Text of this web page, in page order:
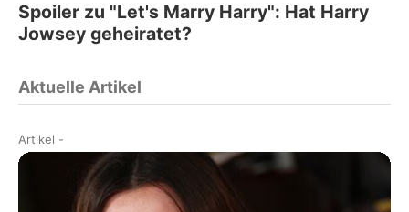
Spoiler zu "Let's Marry Harry": Hat Harry
Jowsey geheiratet?
Aktuelle Artikel
Artikel -